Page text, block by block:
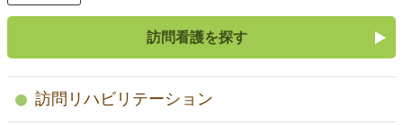
訪問看護を探す
訪問リハビリテーション